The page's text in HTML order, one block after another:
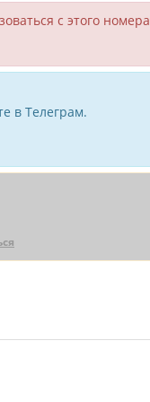
с этого номера
в Телеграм.